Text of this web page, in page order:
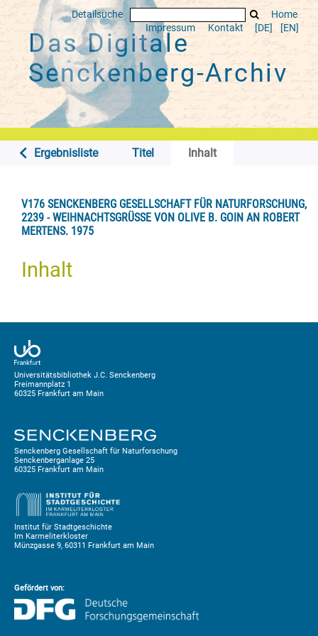
Detailsuche
Home
Impressum
Kontakt [DE] [EN]
Das Digitale
Senckenberg-Archiv
Ergebnisliste Titel Inhalt
V176 SENCKENBERG GESELLSCHAFT FÜR NATURFORSCHUNG,
2239 - WEIHNACHTSGRÜSSE VON OLIVE B. GOIN AN ROBERT M
ERTENS. 1975
Inhalt
Universitätsbibliothek J.C. Senckenberg
Freimannplatz 1
60325 Frankfurt am Main
Senckenberg Gesellschaft für Naturforschung
Senckenberganlage 25
60325 Frankfurt am Main
Institut für Stadtgeschichte
Im Karmeliterkloster
Münzgasse 9, 60311 Frankfurt am Main
Gefördert von: